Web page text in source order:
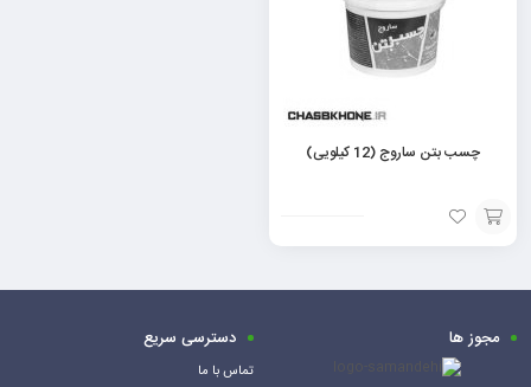
چسب بتن ساروج (12 کیلویی)
افزودن
به
مجوز ها دسترسی سریع
تماس با ما